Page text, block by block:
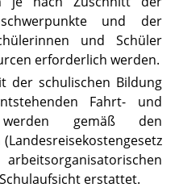
und der
und Schüler
erforderlich werden.
der schulischen Bildung
Fahrt- und
werden gemäß den
erstattet.